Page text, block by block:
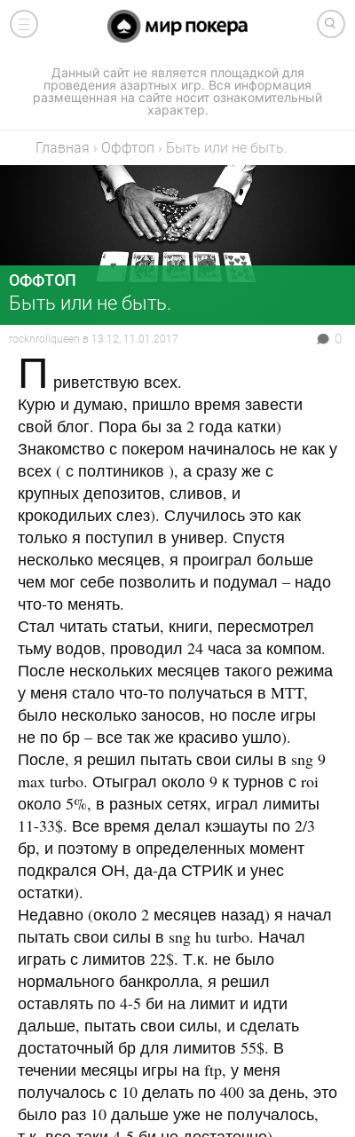
Данный сайт не является площадкой для
проведения азартных игр. Вся информация
размещенная на сайте носит ознакомительный
характер.
Главная › Оффтоп › Быть или не быть.
ОФФТОП
Быть или не быть.
rocknrollqueen в 13:12, 11.01.2017 0
П риветствую всех.
Курю и думаю, пришло время завести
свой блог. Пора бы за 2 года катки)
Знакомство с покером начиналось не как у
всех ( с полтиников ), а сразу же с
крупных депозитов, сливов, и
крокодильих слез). Случилось это как
только я поступил в универ. Спустя
несколько месяцев, я проиграл больше
чем мог себе позволить и подумал – надо
что-то менять.
Стал читать статьи, книги, пересмотрел
тьму водов, проводил 24 часа за компом.
После нескольких месяцев такого режима
у меня стало что-то получаться в MTT,
было несколько заносов, но после игры
не по бр – все так же красиво ушло).
После, я решил пытать свои силы в sng 9
max turbo. Отыграл около 9 к турнов с roi
около 5%, в разных сетях, играл лимиты
11-33$. Все время делал кэшауты по 2/3
бр, и поэтому в определенных момент
подкрался ОН, да-да СТРИК и унес
остатки).
Недавно (около 2 месяцев назад) я начал
пытать свои силы в sng hu turbo. Начал
играть с лимитов 22$. Т.к. не было
нормального банкролла, я решил
оставлять по 4-5 би на лимит и идти
дальше, пытать свои силы, и сделать
достаточный бр для лимитов 55$. В
течении месяцы игры на ftp, у меня
получалось с 10 делать по 400 за день, это
было раз 10 дальше уже не получалось,